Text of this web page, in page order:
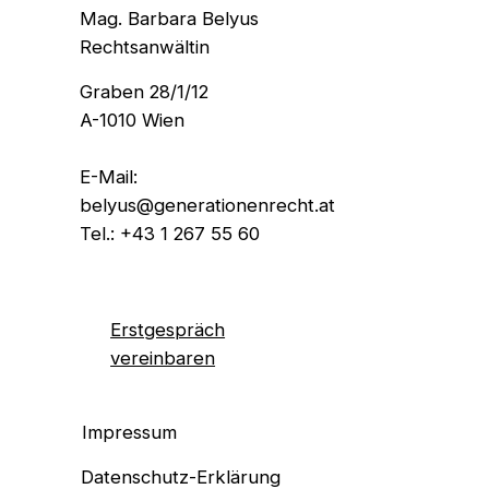
Mag. Barbara Belyus
Rechtsanwältin
Graben 28/1/12
A-1010 Wien
E-Mail:
belyus@generationenrecht.at
Tel.: +43 1 267 55 60
Erstgespräch
vereinbaren
Impressum
Datenschutz-Erklärung